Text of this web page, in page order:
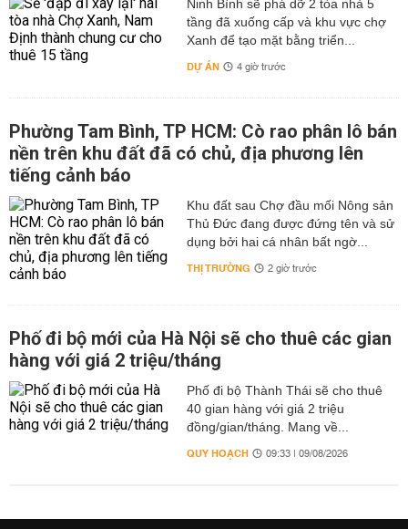
Ninh Bình sẽ phá dỡ 2 tòa nhà 5
tầng đã xuống cấp và khu vực chợ
Xanh để tạo mặt bằng triển...
DỰ ÁN 4 giờ trước
Phường Tam Bình, TP HCM: Cò rao phân lô bán
nền trên khu đất đã có chủ, địa phương lên
tiếng cảnh báo
Khu đất sau Chợ đầu mối Nông sản
Thủ Đức đang được đứng tên và sử
dụng bởi hai cá nhân bất ngờ...
THỊ TRƯỜNG 2 giờ trước
Phố đi bộ mới của Hà Nội sẽ cho thuê các gian
hàng với giá 2 triệu/tháng
Phố đi bộ Thành Thái sẽ cho thuê
40 gian hàng với giá 2 triệu
đồng/gian/tháng. Mang về...
QUY HOẠCH 09:33 | 09/08/2026